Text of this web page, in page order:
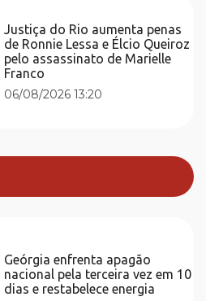
Justiça do Rio aumenta penas
de Ronnie Lessa e Élcio Queiroz
pelo assassinato de Marielle
Franco
06/08/2026 13:20
Geórgia enfrenta apagão
nacional pela terceira vez em 10
dias e restabelece energia